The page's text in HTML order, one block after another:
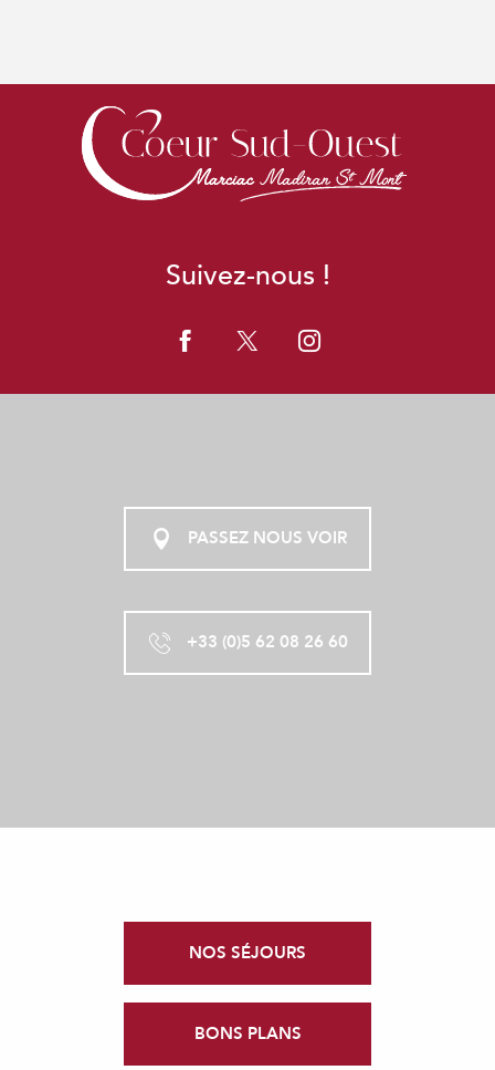
Suivez-nous !
PASSEZ NOUS VOIR
+33 (0)5 62 08 26 60
NOS SÉJOURS
BONS PLANS